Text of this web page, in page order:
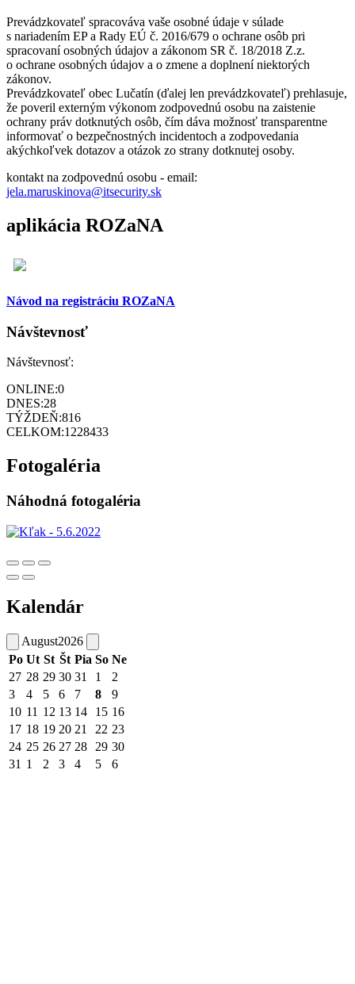
Prevádzkovateľ spracováva vaše osobné údaje v súlade
s nariadením EP a Rady EÚ č. 2016/679 o ochrane osôb pri
spracovaní osobných údajov a zákonom SR č. 18/2018 Z.z.
o ochrane osobných údajov a o zmene a doplnení niektorých
zákonov.
Prevádzkovateľ obec Lučatín (ďalej len prevádzkovateľ) prehlasuje,
že poveril externým výkonom zodpovednú osobu na zaistenie
ochrany práv dotknutých osôb, čím dáva možnosť transparentne
informovať o bezpečnostných incidentoch a zodpovedania
akýchkoľvek dotazov a otázok zo strany dotknutej osoby.
kontakt na zodpovednú osobu - email:
jela.maruskinova@itsecurity.sk
aplikácia ROZaNA
Návod na registráciu ROZaNA
Návštevnosť
Návštevnosť:
ONLINE:0
DNES:28
TÝŽDEŇ:816
CELKOM:1228433
Fotogaléria
Náhodná fotogaléria
Kalendár
August2026
Po Ut St Št Pia So Ne
27 28 29 30 31 1
2
3
4 5 6 7 8
9
10 11 12 13 14 15 16
17 18 19 20 21 22 23
24 25 26 27 28 29 30
31 1 2 3 4 5 6